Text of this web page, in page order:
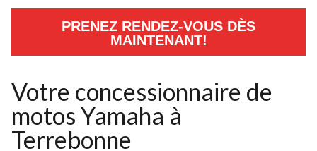
PRENEZ RENDEZ-VOUS DÈS
MAINTENANT!
Votre concessionnaire de
motos Yamaha à
Terrebonne